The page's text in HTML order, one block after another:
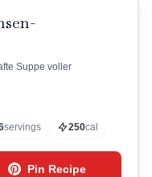
Suppe voller
servings 250cal
Pin Recipe